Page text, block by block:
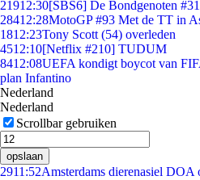
21912:30[SBS6] De Bondgenoten
28412:28MotoGP #93 Met de TT in
1812:23Tony Scott (54) overleden
4512:10[Netflix #210] TUDUM
8412:08UEFA kondigt boycot van
plan Infantino
Nederland
Nederland
Scrollbar gebruiken
opslaan
2911:52Amsterdams dierenasiel